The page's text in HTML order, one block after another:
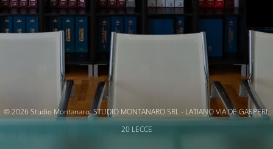
© 2026 Studio Montanaro. STUDIO MONTANARO SRL - LATIANO VIA DE GASPERI,
20 LECCE